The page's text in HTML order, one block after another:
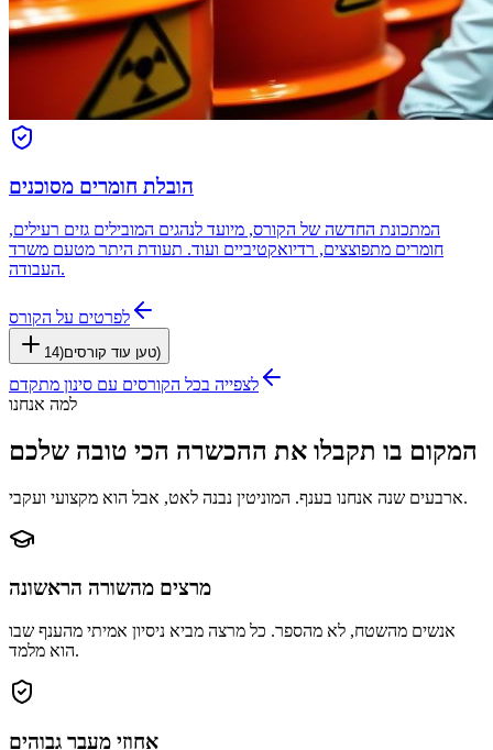
הובלת חומרים מסוכנים
המתכונת החדשה של הקורס, מיועד לנהגים המובילים גזים רעילים,
חומרים מתפוצצים, רדיואקטיביים ועוד. תעודת היתר מטעם משרד
העבודה.
לפרטים על הקורס
טען עוד קורסים(
14 )
לצפייה בכל הקורסים עם סינון מתקדם
למה אנחנו
המקום בו תקבלו את ההכשרה הכי טובה שלכם
ארבעים שנה אנחנו בענף. המוניטין נבנה לאט, אבל הוא מקצועי ועקבי.
מרצים מהשורה הראשונה
אנשים מהשטח, לא מהספר. כל מרצה מביא ניסיון אמיתי מהענף שבו
הוא מלמד.
אחוזי מעבר גבוהים